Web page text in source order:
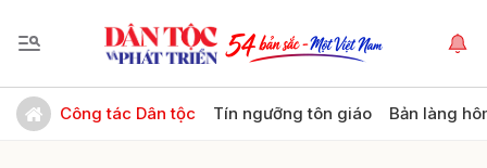
Công tác Dân tộc Tín ngưỡng tôn giáo Bản làng
Gửi bình luận